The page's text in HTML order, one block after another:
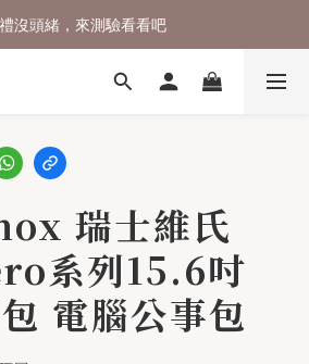
李箱結帳 72折 至8/9止
瑞士維氏
系列15.6吋
電腦公事包